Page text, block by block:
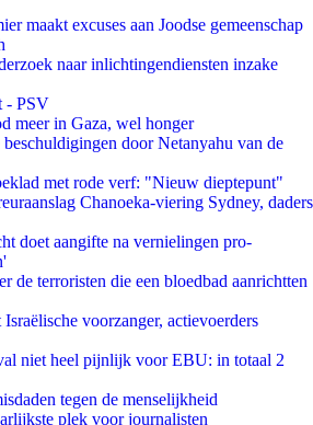
maakt excuses aan Joodse gemeenschap
naar inlichtingendiensten inzake
- PSV
meer in Gaza, wel honger
door Netanyahu van de
met rode verf: "Nieuw dieptepunt"
Chanoeka-viering Sydney, daders
doet aangifte na vernielingen pro-
de terroristen die een bloedbad aanrichtten
voorzanger, actievoerders
niet heel pijnlijk voor EBU: in totaal 2
tegen de menselijkheid
plek voor journalisten